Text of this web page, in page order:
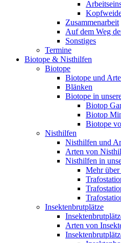
Zusammenarbeit
Auf dem Weg
Sonstiges
Termine
Biotope & Nisthilfen
Biotope
Biotope und
Blänken
Biotope in
Biotop
Biotop
Biotope
Nisthilfen
Nisthilfen und
Arten von
Nisthilfen in
Mehr
Insektenbrutplätze
Arten von